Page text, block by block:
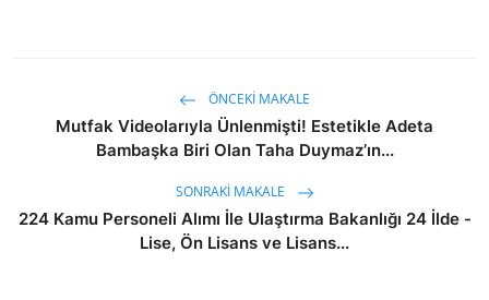
ÖNCEKI MAKALE
Mutfak Videolarıyla Ünlenmişti! Estetikle Adeta
Bambaşka Biri Olan Taha Duymaz’ın...
SONRAKI MAKALE
224 Kamu Personeli Alımı İle Ulaştırma Bakanlığı 24 İlde -
Lise, Ön Lisans ve Lisans...